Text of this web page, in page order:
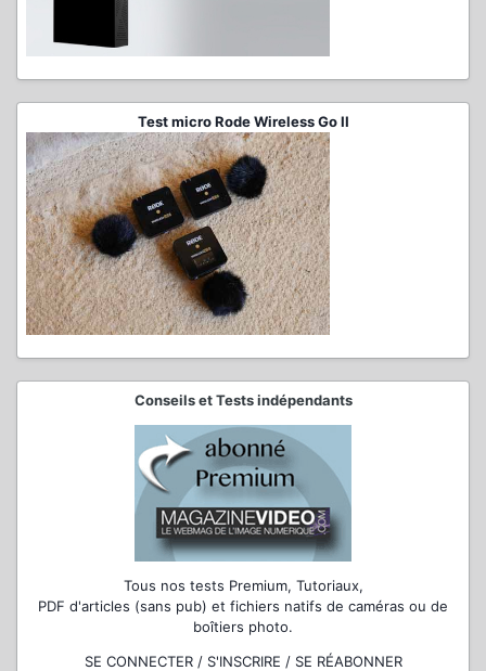
Test micro Rode Wireless Go II
Conseils et Tests indépendants
Tous nos tests Premium, Tutoriaux,
PDF d'articles (sans pub) et fichiers natifs de caméras ou de
boîtiers photo.
SE CONNECTER / S'INSCRIRE / SE RÉABONNER